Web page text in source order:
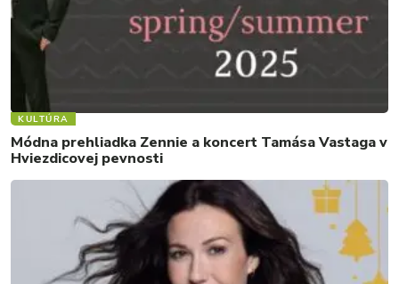
KULTÚRA
Módna prehliadka Zennie a koncert Tamása Vastaga v
Hviezdicovej pevnosti